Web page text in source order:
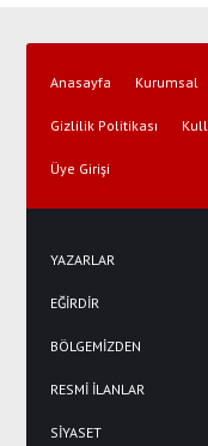
Anasayfa Kurumsal
Gizlilik Politikası
Üye Girişi
YAZARLAR
EĞİRDİR
BÖLGEMİZDEN
RESMİ İLANLAR
SİYASET